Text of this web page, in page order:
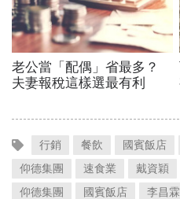
行銷 餐飲 國賓飯店
仰德集團
速食業 戴資穎
仰德集團
國賓飯店 李昌霖